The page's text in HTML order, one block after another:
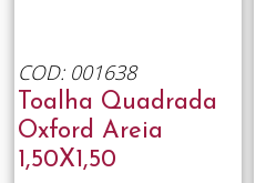
COD: 001638
Toalha Quadrada
Oxford Areia
1,50X1,50